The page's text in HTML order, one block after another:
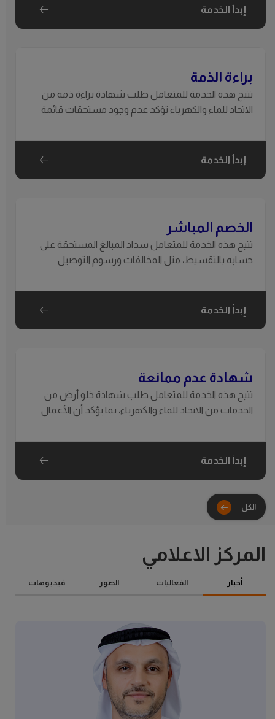
إبدأ الخدمة
براءة الذمة
تتيح هذه الخدمة للمتعامل طلب شهادة براءة ذمة من
الاتحاد للماء والكهرباء تؤكد عدم وجود مستحقات قائمة
عند إخلاء العقار.
إبدأ الخدمة
الخصم المباشر
تتيح هذه الخدمة للمتعامل سداد المبالغ المستحقة على
حسابه بالتقسيط، مثل المخالفات ورسوم التوصيل
إبدأ الخدمة
شهادة عدم ممانعة
تتيح هذه الخدمة للمتعامل طلب شهادة خلو أرض من
الخدمات من الاتحاد للماء والكهرباء، بما يؤكد أن الأعمال
إبدأ الخدمة
المركز الاعلامي
أخبار الفعاليات الصور فيديوهات